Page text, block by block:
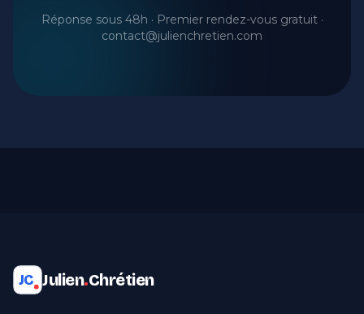
Réponse sous 48h · Premier rendez-vous gratuit ·
contact@julienchretien.com
JC Julien.Chrétien